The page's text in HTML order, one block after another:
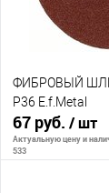
ФИБРОВЫЙ
P36 E.f.Metal
67 руб. / шт
Актуальную цену и
533